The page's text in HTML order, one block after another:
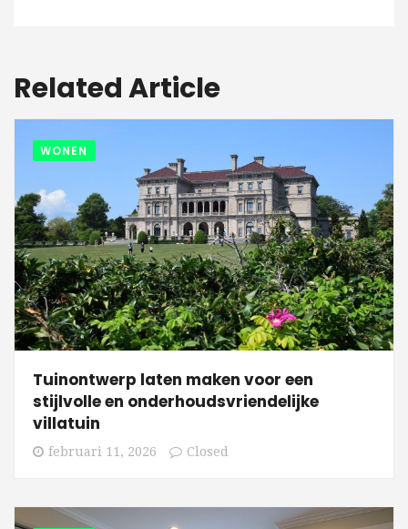
Related Article
WONEN
Tuinontwerp laten maken voor een
stijlvolle en onderhoudsvriendelijke
villatuin
februari 11, 2026 Closed